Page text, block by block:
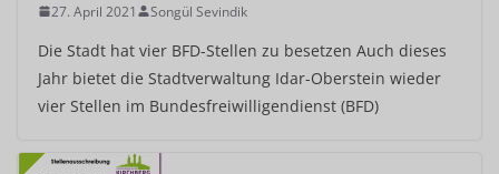
27. April 2021 Songül Sevindik
Die Stadt hat vier BFD-Stellen zu besetzen Auch dieses
Jahr bietet die Stadtverwaltung Idar-Oberstein wieder
vier Stellen im Bundesfreiwilligendienst (BFD)